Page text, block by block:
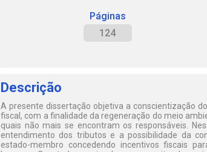
Páginas
124
Descrição
A presente dissertação objetiva a conscientização
fiscal, com a finalidade da regeneração do meio
quais não mais se encontram os responsáveis.
entendimento dos tributos e a possibilidade da
estado-membro concedendo incentivos fiscais